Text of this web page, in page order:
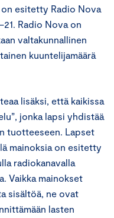
esitetty Radio Nova
Radio Nova on
valtakunnallinen
kuuntelijamäärä
lisäksi, että kaikissa
jonka lapsi yhdistää
tuotteeseen. Lapset
mainoksia on esitetty
radiokanavalla
Vaikka mainokset
sisältöä, ne ovat
lasten